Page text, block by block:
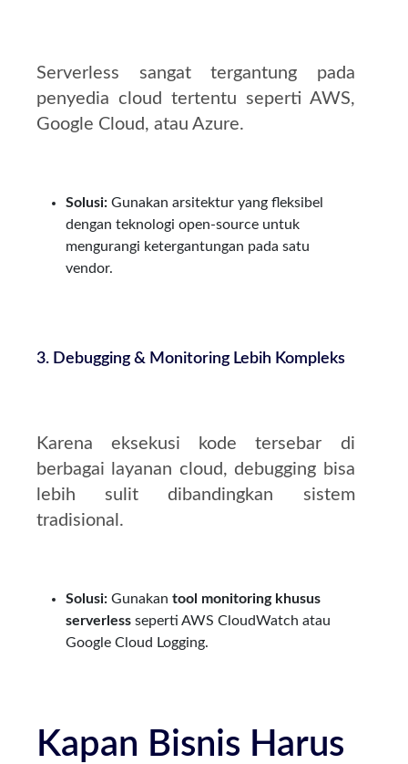
Serverless sangat tergantung pada
penyedia cloud tertentu seperti AWS,
Google Cloud, atau Azure.
Solusi: Gunakan arsitektur yang fleksibel
dengan teknologi open-source untuk
mengurangi ketergantungan pada satu
vendor.
3. Debugging & Monitoring Lebih Kompleks
Karena eksekusi kode tersebar di
berbagai layanan cloud, debugging bisa
lebih sulit dibandingkan sistem
tradisional.
Solusi: Gunakan tool monitoring khusus
serverless seperti AWS CloudWatch atau
Google Cloud Logging.
Kapan Bisnis Harus